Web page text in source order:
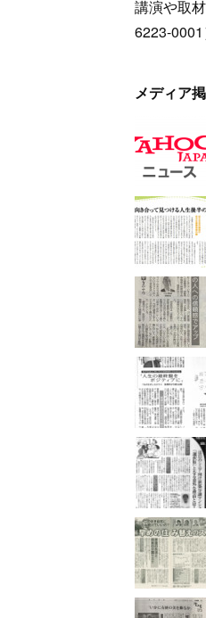
講演や取
6223-0001
メディア